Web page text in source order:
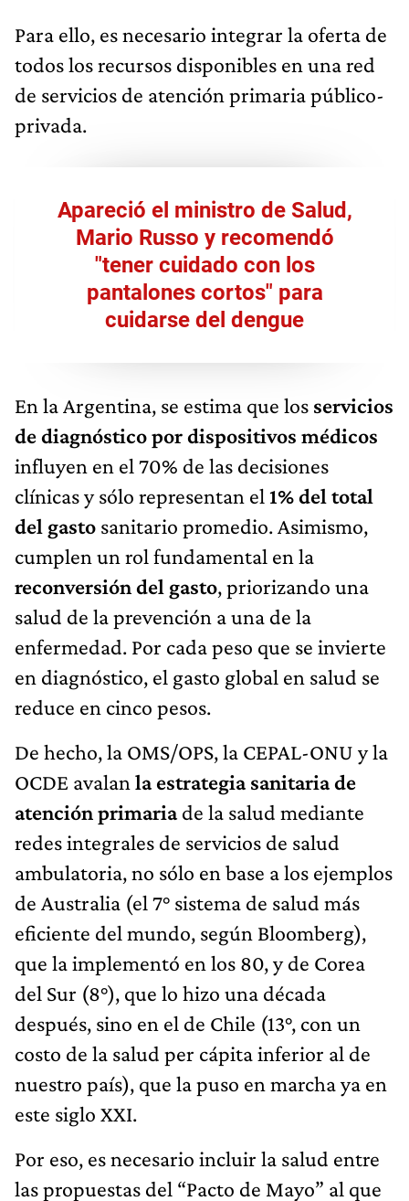
Para ello, es necesario integrar la oferta de
todos los recursos disponibles en una red
de servicios de atención primaria público-
privada.
Apareció el ministro de Salud,
Mario Russo y recomendó
"tener cuidado con los
pantalones cortos" para
cuidarse del dengue
En la Argentina, se estima que los servicios
de diagnóstico por dispositivos médicos
influyen en el 70% de las decisiones
clínicas y sólo representan el 1% del total
del gasto sanitario promedio. Asimismo,
cumplen un rol fundamental en la
reconversión del gasto, priorizando una
salud de la prevención a una de la
enfermedad. Por cada peso que se invierte
en diagnóstico, el gasto global en salud se
reduce en cinco pesos.
De hecho, la OMS/OPS, la CEPAL-ONU y la
OCDE avalan la estrategia sanitaria de
atención primariade la salud mediante
redes integrales de servicios de salud
ambulatoria, no sólo en base a los ejemplos
de Australia (el 7° sistema de salud más
eficiente del mundo, según Bloomberg),
que la implementó en los 80, y de Corea
del Sur (8°), que lo hizo una década
después, sino en el de Chile (13°, con un
costo de la salud per cápita inferior al de
nuestro país), que la puso en marcha ya en
este siglo XXI.
Por eso, es necesario incluir la salud entre
las propuestas del “Pacto de Mayo” al que